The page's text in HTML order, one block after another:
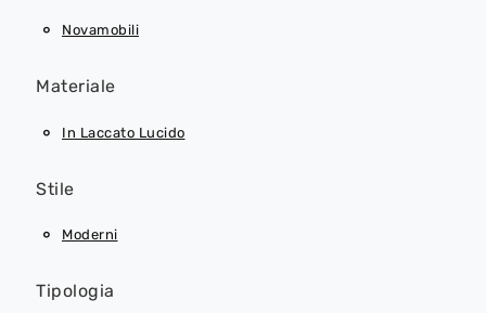
Novamobili
Materiale
In Laccato Lucido
Stile
Moderni
Tipologia